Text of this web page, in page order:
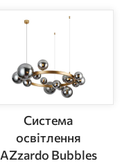
Система
освітлення
AZzardo Bubbles